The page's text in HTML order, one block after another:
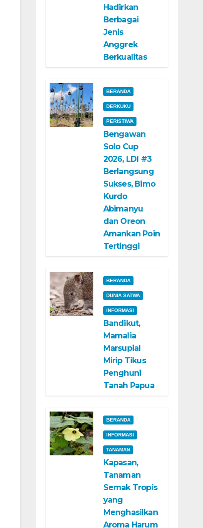
Hadirkan
Berbagai
Jenis
Anggrek
Berkualitas
BERANDA
DERKUKU
PERISTIWA
Bengawan
Solo Cup
2026, LDI #3
Berlangsung
Sukses, Bimo
Kurdo
Abimanyu
dan Oreon
Amankan Poin
Tertinggi
BERANDA
DUNIA SATWA
INFORMASI
Bandikut,
Mamalia
Marsupial
Mirip Tikus
Penghuni
Tanah Papua
BERANDA
INFORMASI
TANAMAN
Kapasan,
Tanaman
Semak Tropis
yang
Menghasilkan
Aroma Harum